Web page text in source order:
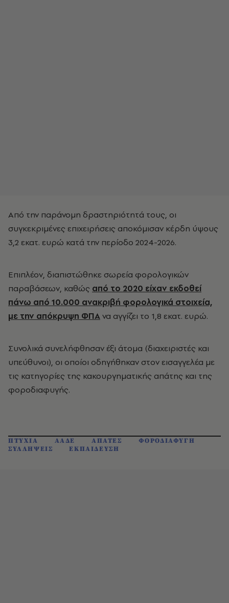
Από την παράνομη δραστηριότητά τους, οι
συγκεκριμένες επιχειρήσεις αποκόμισαν κέρδη ύψους
3,2 εκατ. ευρώ κατά την περίοδο 2024-2026.
Επιπλέον, διαπιστώθηκε σωρεία φορολογικών
παραβάσεων, καθώς από το 2020 είχαν εκδοθεί
πάνω από 10.000 ανακριβή φορολογικά στοιχεία,
με την απόκρυψη ΦΠΑνα αγγίζει το 1,8 εκατ. ευρώ.
Συνολικά συνελήφθησαν έξι άτομα (διαχειριστές και
υπεύθυνοι), οι οποίοι οδηγήθηκαν στον εισαγγελέα με
τις κατηγορίες της κακουργηματικής απάτης και της
φοροδιαφυγής.
ΠΤΥΧΙΑ ΑΑΔΕ ΑΠΑΤΕΣ
ΦΟΡΟΔΙΑΦΥΓΗ
ΣΥΛΛΗΨΕΙΣ
ΕΚΠΑΙΔΕΥΣΗ